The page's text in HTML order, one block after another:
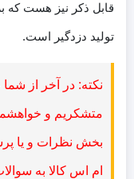
تولید دزدگیر است.
نکته: در آخر از
متشکریم و
بخش نظرات و یا
ام اس کالا به